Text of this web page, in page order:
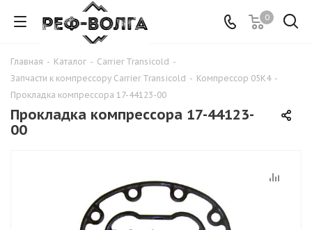
0
Главная - Каталог - Carrier Transicold -
Запчасти к компрессору Carrier Transicold - Компрессор 05K4 -
Прокладка компрессора 17-44123-00
Прокладка компрессора 17-44123-
00